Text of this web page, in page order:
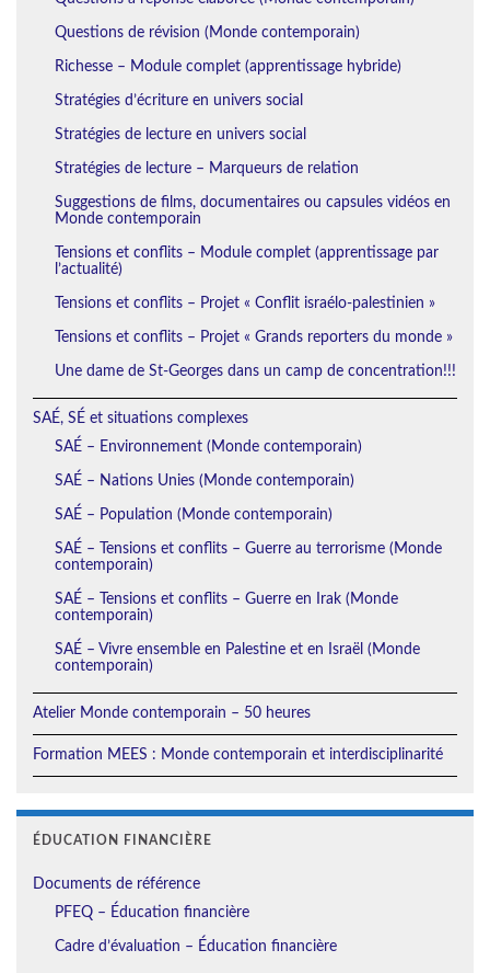
Questions de révision (Monde contemporain)
Richesse – Module complet (apprentissage hybride)
Stratégies d’écriture en univers social
Stratégies de lecture en univers social
Stratégies de lecture – Marqueurs de relation
Suggestions de films, documentaires ou capsules vidéos en
Monde contemporain
Tensions et conflits – Module complet (apprentissage par
l’actualité)
Tensions et conflits – Projet « Conflit israélo-palestinien »
Tensions et conflits – Projet « Grands reporters du monde »
Une dame de St-Georges dans un camp de concentration!!!
SAÉ, SÉ et situations complexes
SAÉ – Environnement (Monde contemporain)
SAÉ – Nations Unies (Monde contemporain)
SAÉ – Population (Monde contemporain)
SAÉ – Tensions et conflits – Guerre au terrorisme (Monde
contemporain)
SAÉ – Tensions et conflits – Guerre en Irak (Monde
contemporain)
SAÉ – Vivre ensemble en Palestine et en Israël (Monde
contemporain)
Atelier Monde contemporain – 50 heures
Formation MEES : Monde contemporain et interdisciplinarité
ÉDUCATION FINANCIÈRE
Documents de référence
PFEQ – Éducation financière
Cadre d’évaluation – Éducation financière